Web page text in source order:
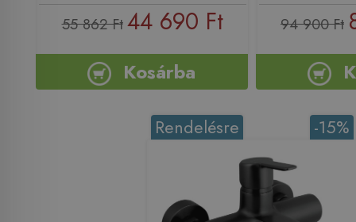
55 862 Ft 44 690 Ft
Kosárba
94 900 Ft
-15%
Rendelésre